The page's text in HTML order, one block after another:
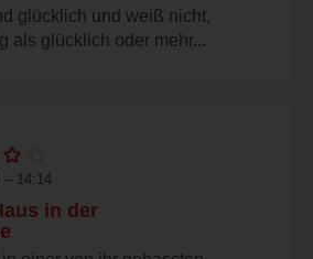
glücklich und weiß nicht,
als glücklich oder mehr...
– 14:14
in der